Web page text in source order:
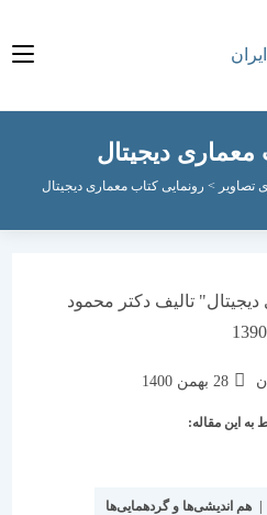
دیجیتال
>رونمایی کتاب معماری دیجیتال
28 بهمن 1400
و گردهمایی‌ها